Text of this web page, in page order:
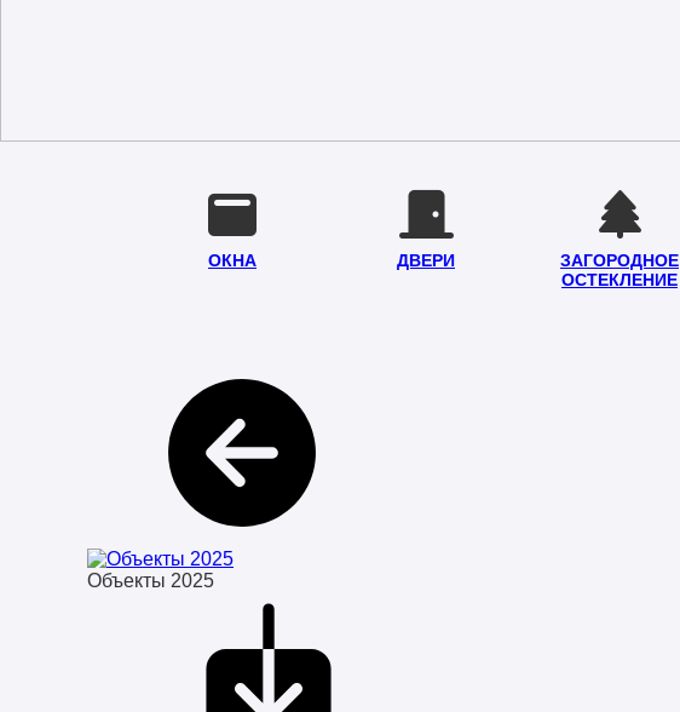
ОКНА ДВЕРИ
ЗАГОРОДНОЕ
ОСТЕКЛЕНИЕ
Объекты 2025